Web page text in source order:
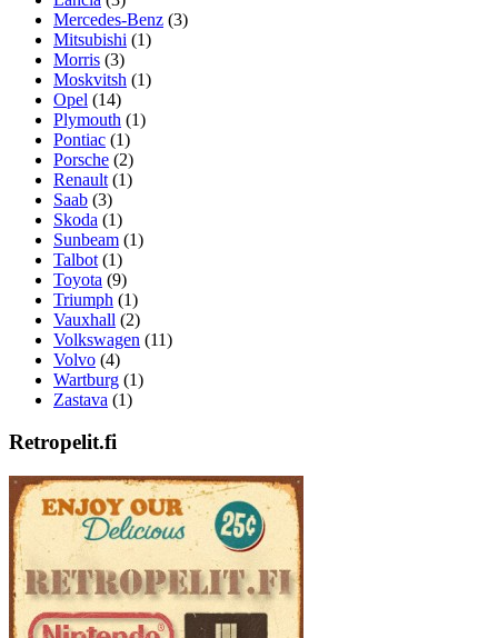
Mercedes-Benz (3)
Mitsubishi (1)
Morris (3)
Moskvitsh (1)
Opel (14)
Plymouth (1)
Pontiac (1)
Porsche (2)
Renault (1)
Saab (3)
Skoda (1)
Sunbeam (1)
Talbot (1)
Toyota (9)
Triumph (1)
Vauxhall (2)
Volkswagen (11)
Volvo (4)
Wartburg (1)
Zastava (1)
Retropelit.fi